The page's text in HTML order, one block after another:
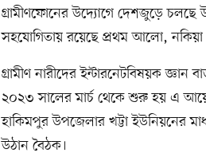
গ্রামীণফোনের উদ্যোগে দেশজুড়ে চলছে
সহযোগিতায় রয়েছে প্রথম আলো, নকিয়া
গ্রামীণ নারীদের ইন্টারনেটবিষয়ক
২০২৩ সালের মার্চ থেকে শুরু হয় এ
হাকিমপুর উপজেলার খট্টা ইউনিয়নের
উঠান বৈঠক।